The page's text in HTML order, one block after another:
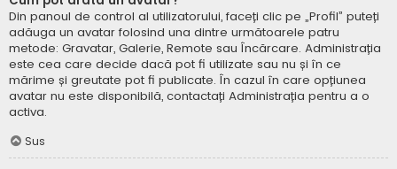
Din panoul de control al utilizatorului, faceți clic pe „Profil” puteți
adăuga un avatar folosind una dintre următoarele patru
metode: Gravatar, Galerie, Remote sau Încărcare. Administrația
este cea care decide dacă pot fi utilizate sau nu și în ce
mărime și greutate pot fi publicate. În cazul în care opțiunea
avatar nu este disponibilă, contactați Administrația pentru a o
activa.
Sus